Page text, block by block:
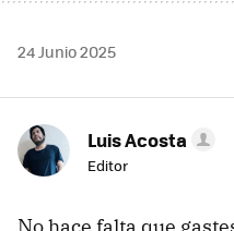
24 Junio 2025
Luis Acosta
Editor